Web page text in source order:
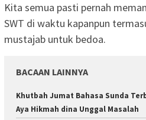
Kita semua pasti pernah
SWT di waktu kapanpun
mustajab untuk bedoa.
BACAAN LAINNYA
Khutbah Jumat Bahasa Sunda
Aya Hikmah dina Unggal Masalah